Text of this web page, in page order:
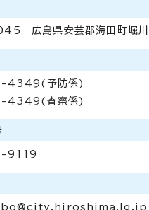
広島県安芸郡海田町堀
予防係)
査察係)
9119